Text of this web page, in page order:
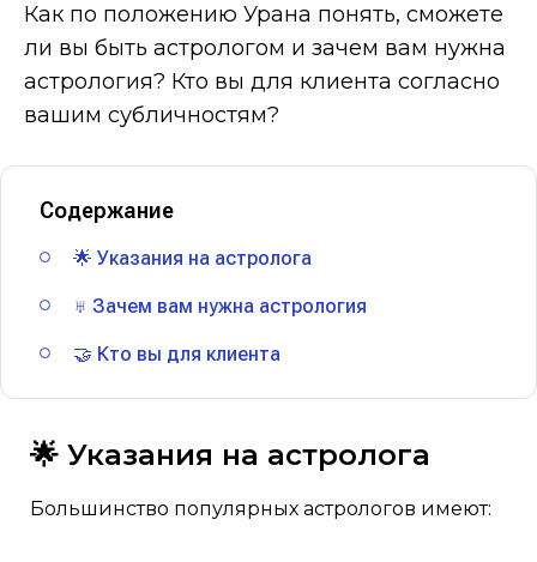
Как по положению Урана понять, сможете
ли вы быть астрологом и зачем вам нужна
астрология? Кто вы для клиента согласно
вашим субличностям?
Содержание
🌟 Указания на астролога
♅ Зачем вам нужна астрология
🤝 Кто вы для клиента
🌟 Указания на астролога
Большинство популярных астрологов имеют: